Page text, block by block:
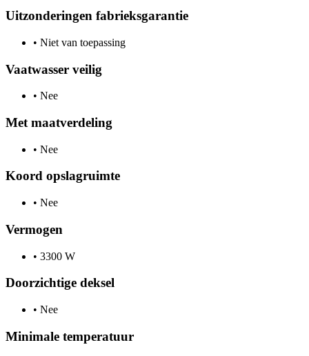
Uitzonderingen fabrieksgarantie
• Niet van toepassing
Vaatwasser veilig
• Nee
Met maatverdeling
• Nee
Koord opslagruimte
• Nee
Vermogen
• 3300 W
Doorzichtige deksel
• Nee
Minimale temperatuur